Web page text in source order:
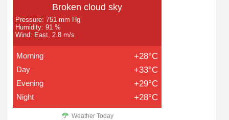
Broken cloud sky
Pressure: 751 mm Hg
Humidity: 91 %
Wind: East, 2.8 m/s
Morning +28°C
Day +33°C
Evening +29°C
Night +28°C
Weather Today